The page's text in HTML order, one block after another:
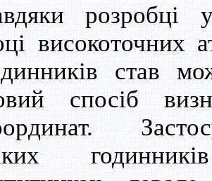
розробці
високоточних
став
спосіб